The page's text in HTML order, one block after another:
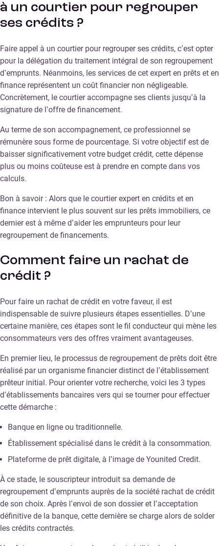
à un courtier pour regrouper
ses crédits ?
Faire appel à un courtier pour regrouper ses crédits, c’est opter
pour la délégation du traitement intégral de son regroupement
d’emprunts. Néanmoins, les services de cet expert en prêts et en
finance représentent un coût financier non négligeable.
Concrètement, le courtier accompagne ses clients jusqu’à la
signature de l’offre de financement.
Au terme de son accompagnement, ce professionnel se
rémunère sous forme de pourcentage. Si votre objectif est de
baisser significativement votre budget crédit, cette dépense
plus ou moins coûteuse est à prendre en compte dans vos
calculs.
Bon à savoir : Alors que le courtier expert en crédits et en
finance intervient le plus souvent sur les prêts immobiliers, ce
dernier est à même d’aider les emprunteurs pour leur
regroupement de financements.
Comment faire un rachat de
crédit ?
Pour faire un rachat de crédit en votre faveur, il est
indispensable de suivre plusieurs étapes essentielles. D’une
certaine manière, ces étapes sont le fil conducteur qui mène les
consommateurs vers des offres vraiment avantageuses.
En premier lieu, le processus de regroupement de prêts doit être
réalisé par un organisme financier distinct de l’établissement
prêteur initial. Pour orienter votre recherche, voici les 3 types
d’établissements bancaires vers qui se tourner pour effectuer
cette démarche :
Banque en ligne ou traditionnelle.
Établissement spécialisé dans le crédit à la consommation.
Plateforme de prêt digitale, à l’image de Younited Credit.
À ce stade, le souscripteur introduit sa demande de
regroupement d’emprunts auprès de la société rachat de crédit
de son choix. Après l’envoi de son dossier et l’acceptation
définitive de la banque, cette dernière se charge alors de solder
les crédits contractés.